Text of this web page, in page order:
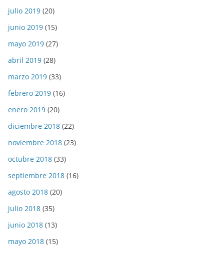
julio 2019 (20)
junio 2019 (15)
mayo 2019 (27)
abril 2019 (28)
marzo 2019 (33)
febrero 2019 (16)
enero 2019 (20)
diciembre 2018 (22)
noviembre 2018 (23)
octubre 2018 (33)
septiembre 2018 (16)
agosto 2018 (20)
julio 2018 (35)
junio 2018 (13)
mayo 2018 (15)